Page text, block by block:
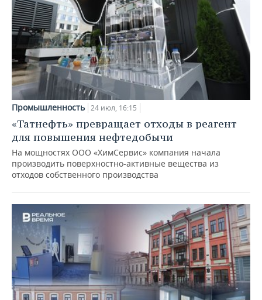
Промышленность 24 июл, 16:15
«Татнефть» превращает отходы в реагент
для повышения нефтедобычи
На мощностях ООО «ХимСервис» компания начала
производить поверхностно-активные вещества из
отходов собственного производства